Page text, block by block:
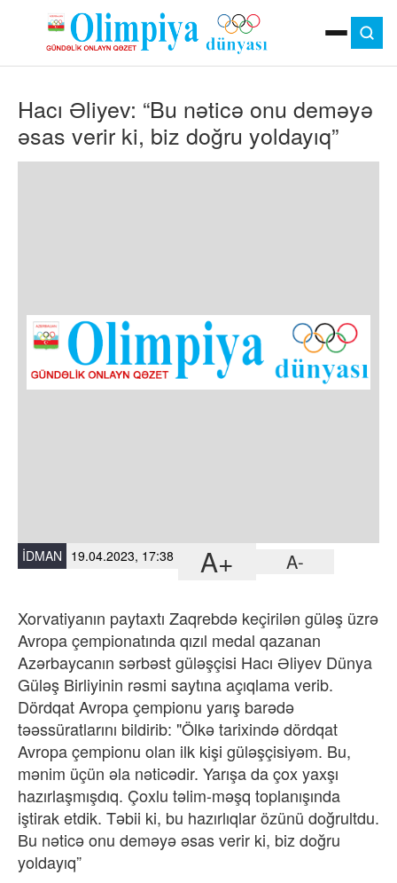
MOK
OLIMPIYA OYUNLARI
ÇAP VERSIYASI
TV
DIGƏR
Hacı Əliyev: “Bu nəticə onu deməyə
əsas verir ki, biz doğru yoldayıq”
İDMAN 19.04.2023, 17:38 A+ A-
Xorvatiyanın paytaxtı Zaqrebdə keçirilən güləş üzrə
Avropa çempionatında qızıl medal qazanan
Azərbaycanın sərbəst güləşçisi Hacı Əliyev Dünya
Güləş Birliyinin rəsmi saytına açıqlama verib.
Dördqat Avropa çempionu yarış barədə
təəssüratlarını bildirib: "Ölkə tarixində dördqat
Avropa çempionu olan ilk kişi güləşçisiyəm. Bu,
mənim üçün əla nəticədir. Yarışa da çox yaxşı
hazırlaşmışdıq. Çoxlu təlim-məşq toplanışında
iştirak etdik. Təbii ki, bu hazırlıqlar özünü doğrultdu.
Bu nəticə onu deməyə əsas verir ki, biz doğru
yoldayıq”